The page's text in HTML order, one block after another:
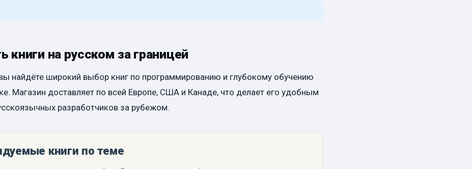
книги на русском за границей
найдёте широкий выбор книг по программированию и глубокому обучению
Магазин доставляет по всей Европе, США и Канаде, что делает его удобным
разработчиков за рубежом.
книги по теме